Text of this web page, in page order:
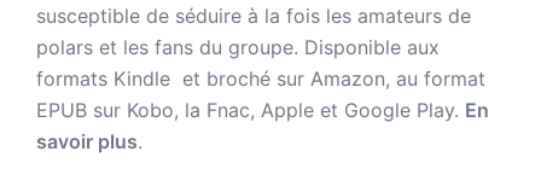
susceptible de séduire à la fois les amateurs de
polars et les fans du groupe. Disponible aux
formats Kindle et broché sur Amazon, au format
EPUB sur Kobo, la Fnac, Apple et Google Play. En
savoir plus.